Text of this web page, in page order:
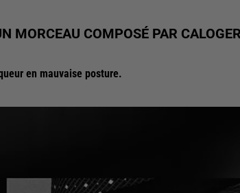
MORCEAU COMPOSÉ PAR
en mauvaise posture.